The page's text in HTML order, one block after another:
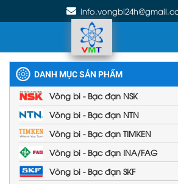
DANH MỤC SẢN PHẨM
Vòng bi - Bạc đạn NSK
Vòng bi - Bạc đạn NTN
Vòng bi - Bạc đạn TIMKEN
Vòng bi - Bạc đạn INA/FAG
Vòng bi - Bạc đạn SKF